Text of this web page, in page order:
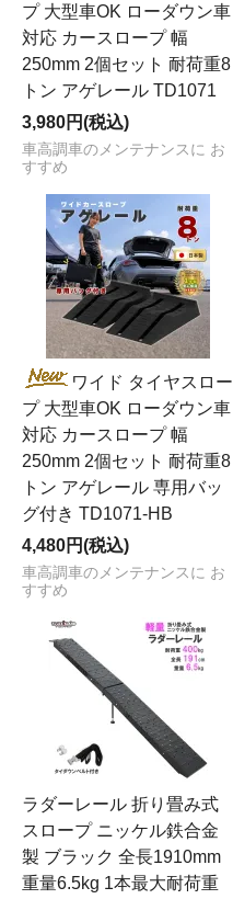
プ 大型車OK ローダウン車
対応 カースロープ 幅
250mm 2個セット 耐荷重8
トン アゲレール TD1071
3,980円(税込)
車高調車のメンテナンスに お
すすめ
ワイド タイヤスロー
プ 大型車OK ローダウン車
対応 カースロープ 幅
250mm 2個セット 耐荷重8
トン アゲレール 専用バッ
グ付き TD1071-HB
4,480円(税込)
車高調車のメンテナンスに お
すすめ
ラダーレール 折り畳み式
スロープ ニッケル鉄合金
製 ブラック 全長1910mm
重量6.5kg 1本最大耐荷重